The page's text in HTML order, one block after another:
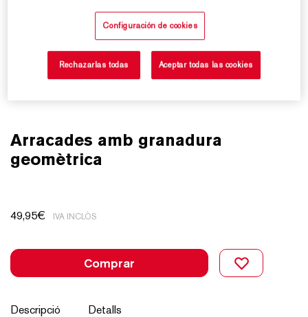
Arracades amb granadura
geomètrica
49,95€ IVA INCLÒS
Comprar
Descripció Detalls
Configuración de cookies
Rechazarlas todas Aceptar todas las cookies